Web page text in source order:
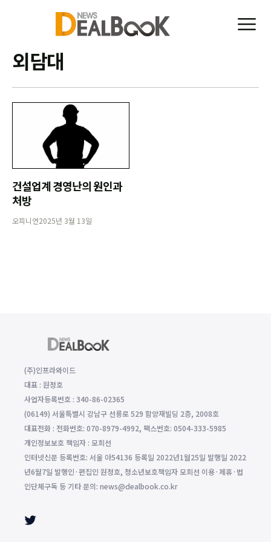
외담대
건설업계 경영난의 원인과
처방
오피니언2025년 3월 13일
(주)인프라와이드
대표 : 원정호
사업자등록번호 : 340-86-02365
(06149) 서울특별시 강남구 선릉로 529 함양재빌딩 2층, 2008호
대표전화 : 전화번호: 070-8979-4992, 팩스번호: 0504-333-5985
개인정보보호 책임자 : 모희선
인터넷신문 등록번호: 서울 아54136 등록일 2022년1월25일 발행일 2022
년6월7일 발행인·편집인 원정호, 청소년보호책임자 모희선 이용·제휴·법
인단체구독 등 기타 문의: news@dealbook.co.kr